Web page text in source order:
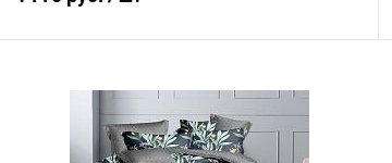
Купить в 1 клик
Сравнение